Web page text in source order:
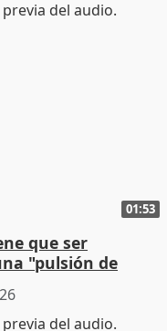
01:53
que ser
"pulsión de